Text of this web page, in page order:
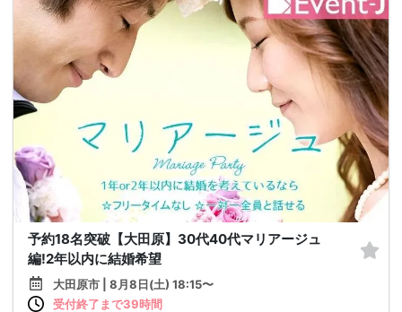
予約18名突破【大田原】30代40代マリアージュ
編!2年以内に結婚希望
大田原市 | 8月8日(土) 18:15〜
受付終了まで39時間